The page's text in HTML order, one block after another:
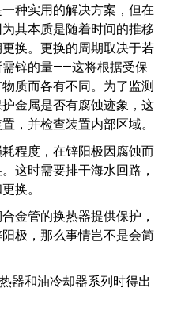
种实用的解决方案，但在
其本质是随着时间的推移
换。更换的周期取决于若
锌的量——这将根据受保
质而各有不同。为了监测
金属是否有腐蚀迹象，这
，并检查装置内部区域。
程度，在锌阳极因腐蚀而
这时需要排干海水回路，
换。
金管的换热器提供保护，
极，那么事情岂不是会简
器和油冷却器系列时得出